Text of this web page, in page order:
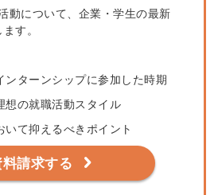
動について、企業・学生の最新
す。
ンターンシップに参加した時期
想の就職活動スタイル
いて抑えるべきポイント
料請求する